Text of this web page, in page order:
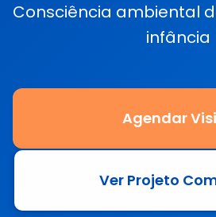
Consciência ambiental
infância
Agendar
Ver Projeto